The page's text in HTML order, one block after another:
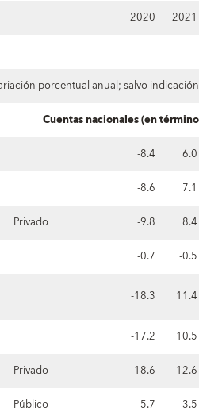
2020 2021
porcentual anual; salvo
Cuentas nacionales (en
-8.4
6.0
-8.6
7.1
Privado
-9.8
8.4
-0.7
-0.5
-18.3 11.4
-17.2
10.5
Privado
-18.6
12.6
Público
-5.7
-3.5